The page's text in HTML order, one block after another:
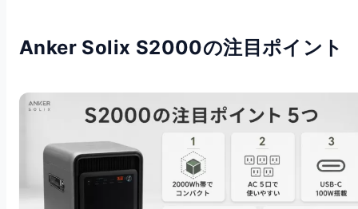
Anker Solix S2000の注目ポイント